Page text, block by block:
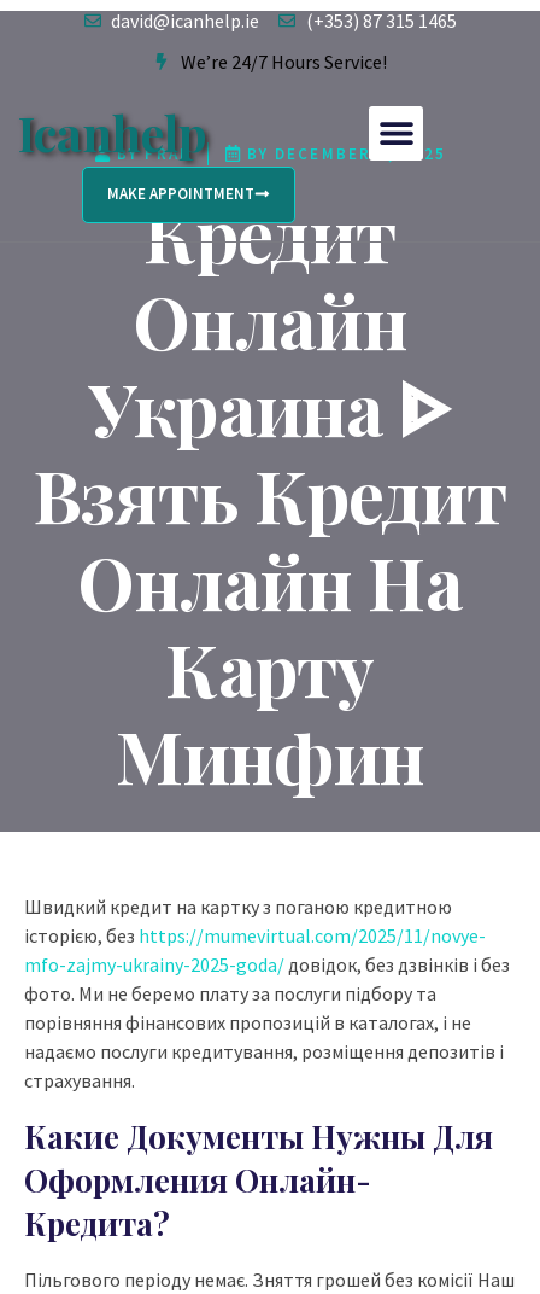
We’re 24/7 Hours Service!
david@icanhelp.ie (+353) 87 315 1465
Icanhelp
MAKE APPOINTMENT
BYFRAN BY DECEMBER 3, 2025
Кредит
Онлайн
Украина ᐈ
Взять Кредит
Онлайн На
Карту
Минфин
Швидкий кредит на картку з поганою кредитною
історією, без https://mumevirtual.com/2025/11/novye-
mfo-zajmy-ukrainy-2025-goda/довідок, без дзвінків і без
фото. Ми не беремо плату за послуги підбору та
порівняння фінансових пропозицій в каталогах, і не
надаємо послуги кредитування, розміщення депозитів і
страхування.
Какие Документы Нужны Для
Оформления Онлайн-
Кредита?
Пільгового періоду немає. Зняття грошей без комісії Наш